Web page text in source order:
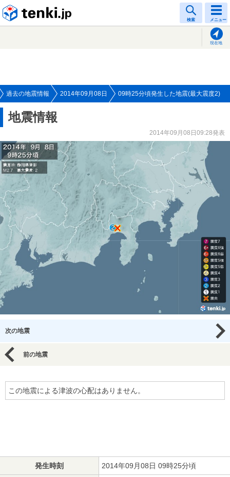
検索 メニュー
現在地
過去の地震情報 2014年09月08日 09時25分頃発生した地震(最大震度2)
地震情報
2014年09月08日09:28発表
次の地震
前の地震
この地震による津波の心配はありません。
発生時刻 2014年09月08日 09時25分頃